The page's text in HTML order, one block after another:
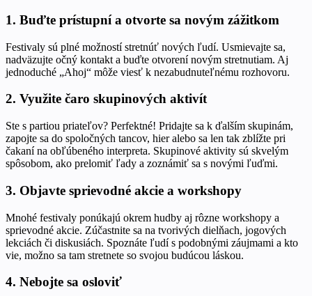
1. Buďte prístupní a otvorte sa novým zážitkom
Festivaly sú plné možností stretnúť nových ľudí. Usmievajte sa,
nadväzujte očný kontakt a buďte otvorení novým stretnutiam. Aj
jednoduché „Ahoj“ môže viesť k nezabudnuteľnému rozhovoru.
2. Využite čaro skupinových aktivít
Ste s partiou priateľov? Perfektné! Pridajte sa k ďalším skupinám,
zapojte sa do spoločných tancov, hier alebo sa len tak zblížte pri
čakaní na obľúbeného interpreta. Skupinové aktivity sú skvelým
spôsobom, ako prelomiť ľady a zoznámiť sa s novými ľuďmi.
3. Objavte sprievodné akcie a workshopy
Mnohé festivaly ponúkajú okrem hudby aj rôzne workshopy a
sprievodné akcie. Zúčastnite sa na tvorivých dielňach, jogových
lekciách či diskusiách. Spoznáte ľudí s podobnými záujmami a kto
vie, možno sa tam stretnete so svojou budúcou láskou.
4. Nebojte sa osloviť